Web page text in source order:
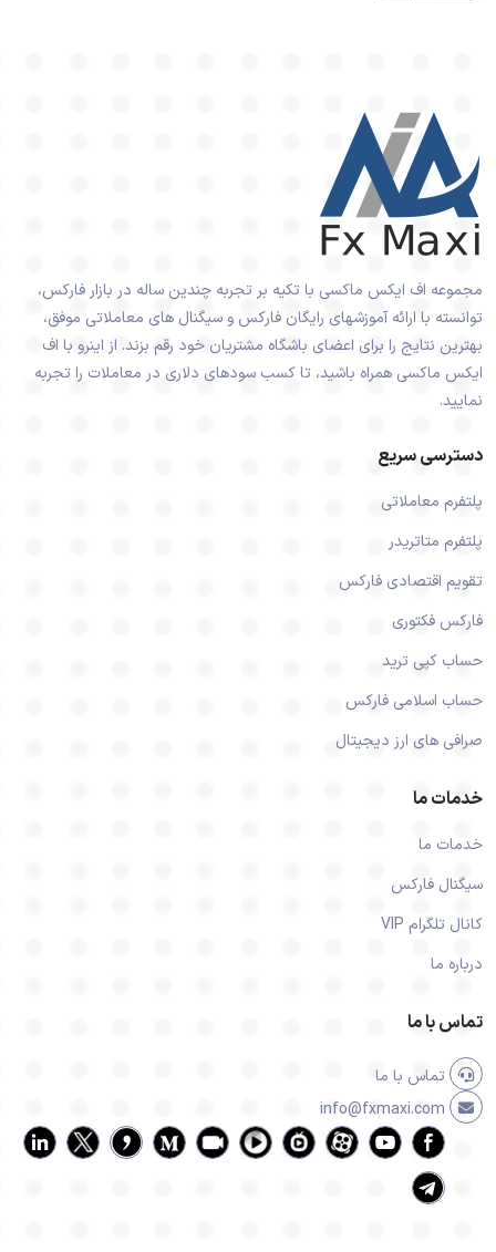
مجموعه اف ایکس ماکسی با تکیه بر تجربه چندین ساله در بازار فارکس،
توانسته با ارائه آموزشهای رایگان فارکس و سیگنال های معاملاتی موفق،
بهترین نتایج را برای اعضای باشگاه مشتریان خود رقم بزند. از اینرو با اف
ایکس ماکسی همراه باشید، تا کسب سودهای دلاری در معاملات را تجربه
نمایید.
دسترسی سریع
پلتفرم معاملاتی
پلتفرم متاتریدر
تقویم اقتصادی فارکس
فارکس فکتوری
حساب کپی ترید
حساب اسلامی فارکس
صرافی های ارز دیجیتال
خدمات ما
خدمات ما
سیگنال فارکس
کانال تلگرام VIP
درباره ما
تماس با ما
تماس با ما